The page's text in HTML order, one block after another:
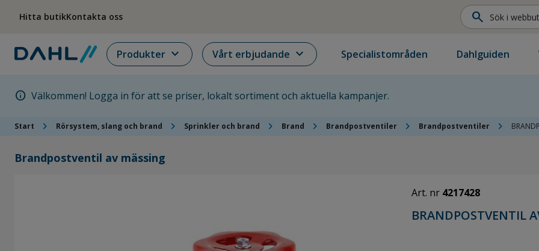
Hitta butikKontakta oss search
Produkter expand_more Vårt erbjudande expand_more Specialistområden Dahlguiden
info Välkommen! Logga in för att se priser, lokalt sortiment och aktuella kampanjer.
Start chevron_right Rörsystem, slang och brand chevron_right Sprinkler och brand chevron_right Brand chevron_right Brandpostventiler chevron_right Brandpostventiler chevron_right
Brandpostventil av mässing
Art. nr 4217428
BRANDPOSTVENTIL